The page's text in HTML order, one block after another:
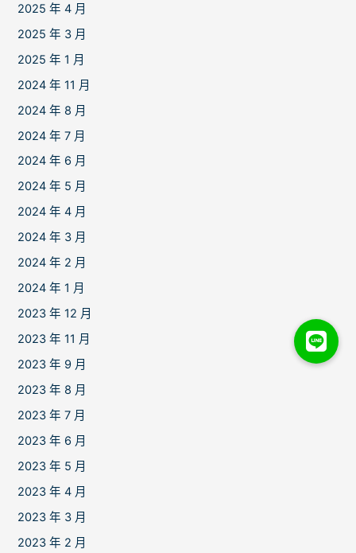
2025 年 4 月
2025 年 3 月
2025 年 1 月
2024 年 11 月
2024 年 8 月
2024 年 7 月
2024 年 6 月
2024 年 5 月
2024 年 4 月
2024 年 3 月
2024 年 2 月
2024 年 1 月
2023 年 12 月
2023 年 11 月
2023 年 9 月
2023 年 8 月
2023 年 7 月
2023 年 6 月
2023 年 5 月
2023 年 4 月
2023 年 3 月
2023 年 2 月